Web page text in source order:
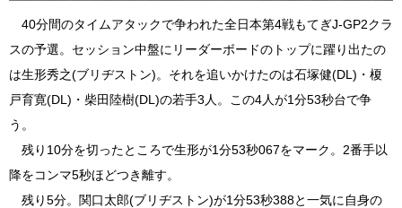
40分間のタイムアタックで争われた全日本第4戦もてぎJ-GP2クラ
スの予選。セッション中盤にリーダーボードのトップに躍り出たの
は生形秀之(ブリヂストン)。それを追いかけたのは石塚健(DL)・榎
戸育寛(DL)・柴田陸樹(DL)の若手3人。この4人が1分53秒台で争
う。
残り10分を切ったところで生形が1分53秒067をマーク。2番手以
降をコンマ5秒ほどつき離す。
残り5分。関口太郎(ブリヂストン)が1分53秒388と一気に自身の